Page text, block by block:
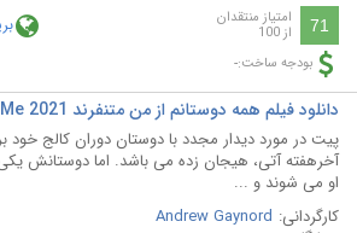
71 امتیاز منتقدان
از 100
بودجه ساخت:-
دانلود فیلم همه دوستانم از من متنفرند All My Friends Hate Me 2021
پیت در مورد دیدار مجدد با دوستان دوران کالج خود
آخرهفته آتی، هیجان زده می باشد. اما دوستانش
او می شوند و ...
کارگردانی: Andrew Gaynord